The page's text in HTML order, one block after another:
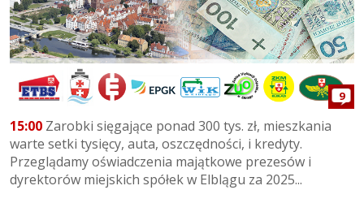
9
15:00 Zarobki sięgające ponad 300 tys. zł, mieszkania
warte setki tysięcy, auta, oszczędności, i kredyty.
Przeglądamy oświadczenia majątkowe prezesów i
dyrektorów miejskich spółek w Elblągu za 2025...